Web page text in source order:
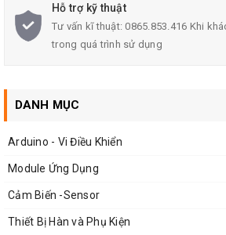
Điện áp cực đại:
= 100 V
Khi sử dụng cần lưu ý thứ tự chân
Hỗ trợ kỹ thuật
Tư vấn kĩ thuật: 0865.853.416 Khi
trong quá trình sử dụng
DANH MỤC
Arduino - Vi Điều Khiển
Module Ứng Dụng
Cảm Biến -Sensor
Thiết Bị Hàn và Phụ Kiện